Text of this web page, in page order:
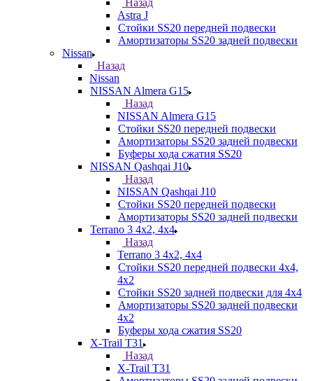
Назад
Astra J
Стойки SS20 передней подвески
Амортизаторы SS20 задней подвески
Nissan
Назад
Nissan
NISSAN Almera G15
Назад
NISSAN Almera G15
Стойки SS20 передней подвески
Амортизаторы SS20 задней подвески
Буферы хода сжатия SS20
NISSAN Qashqai J10
Назад
NISSAN Qashqai J10
Стойки SS20 передней подвески
Амортизаторы SS20 задней подвески
Terrano 3 4х2, 4х4
Назад
Terrano 3 4х2, 4х4
Стойки SS20 передней подвески 4х4,
4x2
Стойки SS20 задней подвески для 4х4
Амортизаторы SS20 задней подвески
4х2
Буферы хода сжатия SS20
X-Trail T31
Назад
X-Trail T31